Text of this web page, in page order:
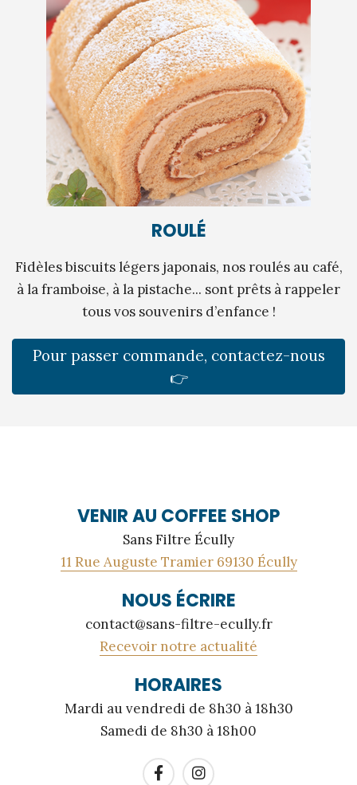
ROULÉ
Fidèles biscuits légers japonais, nos roulés au café,
à la framboise, à la pistache... sont prêts à rappeler
tous vos souvenirs d’enfance !
Pour passer commande, contactez-nous
👉
VENIR AU COFFEE SHOP
Sans Filtre Écully
11 Rue Auguste Tramier 69130 Écully
NOUS ÉCRIRE
contact@sans-filtre-ecully.fr
Recevoir notre actualité
HORAIRES
Mardi au vendredi de 8h30 à 18h30
Samedi de 8h30 à 18h00